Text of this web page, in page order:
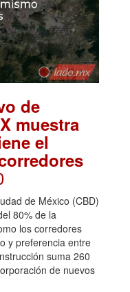
de
muestra
el
de México (CBD)
80% de la
los corredores
y preferencia entre
suma 260
de nuevos